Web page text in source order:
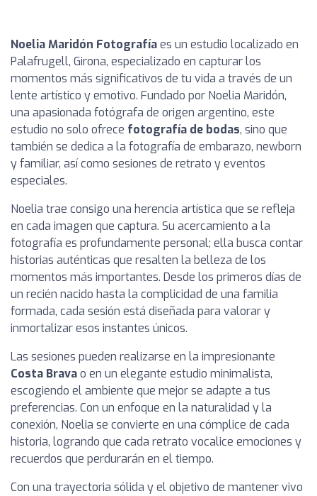
Noelia Maridón Fotografíaes un estudio localizado en
Palafrugell, Girona, especializado en capturar los
momentos más significativos de tu vida a través de un
lente artístico y emotivo. Fundado por Noelia Maridón,
una apasionada fotógrafa de origen argentino, este
estudio no solo ofrece fotografía de bodas, sino que
también se dedica a la fotografía de embarazo, newborn
y familiar, así como sesiones de retrato y eventos
especiales.
Noelia trae consigo una herencia artística que se refleja
en cada imagen que captura. Su acercamiento a la
fotografía es profundamente personal; ella busca contar
historias auténticas que resalten la belleza de los
momentos más importantes. Desde los primeros días de
un recién nacido hasta la complicidad de una familia
formada, cada sesión está diseñada para valorar y
inmortalizar esos instantes únicos.
Las sesiones pueden realizarse en la impresionante
Costa Bravao en un elegante estudio minimalista,
escogiendo el ambiente que mejor se adapte a tus
preferencias. Con un enfoque en la naturalidad y la
conexión, Noelia se convierte en una cómplice de cada
historia, logrando que cada retrato vocalice emociones y
recuerdos que perdurarán en el tiempo.
Con una trayectoria sólida y el objetivo de mantener vivo